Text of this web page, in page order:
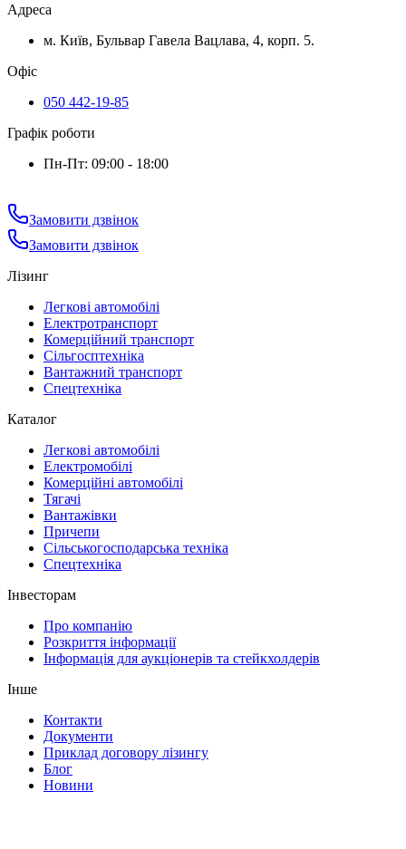
Адреса
м. Київ, Бульвар Гавела Вацлава, 4, корп. 5.
Офіс
050 442-19-85
Графік роботи
Пн-Пт: 09:00 - 18:00
Замовити дзвінок
Замовити дзвінок
Лізинг
Легкові автомобілі
Електротранспорт
Комерційний транспорт
Сільгосптехніка
Вантажний транспорт
Спецтехніка
Каталог
Легкові автомобілі
Електромобілі
Комерційні автомобілі
Тягачі
Вантажівки
Причепи
Сільськогосподарська техніка
Спецтехніка
Інвесторам
Про компанію
Розкриття інформації
Інформація для аукціонерів та стейкхолдерів
Інше
Контакти
Документи
Приклад договору лізингу
Блог
Новини